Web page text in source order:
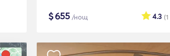
$655 /нощ (1
4.3